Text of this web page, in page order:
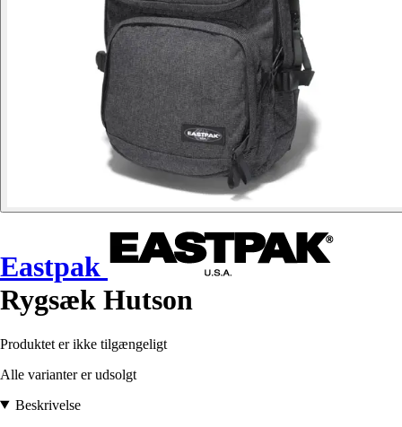
Eastpak
Rygsæk Hutson
Produktet er ikke tilgængeligt
Alle varianter er udsolgt
Beskrivelse